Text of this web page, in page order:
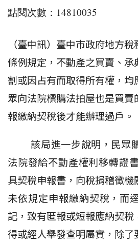
點閱次數：14810035
（臺中訊）臺中市政府地方
條例規定，不動產之買賣、承
割或因占有而取得所有權，均
眾向法院標購法拍屋也是買賣
報繳納契稅後才能辦理過戶。
該局進一步說明 ，民眾
法院發給不動產權利移轉證
具契稅申報書，向稅捐稽徵機
未依規定申報繳納契稅，而
記，致有匿報或短報應納契稅
得或經人舉發查明屬實，除了